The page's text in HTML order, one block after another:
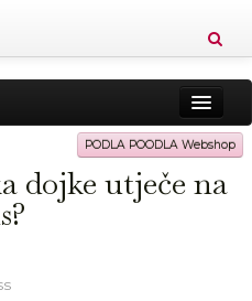
Zdravlje Vitkost
Putovanja Recepti
PODLA POODLA Webshop
dojke utječe na